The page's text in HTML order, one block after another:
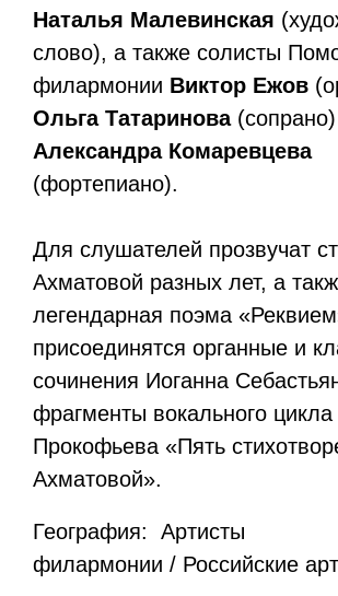
Наталья Малевинская
слово), а также солисты
филармонии Виктор Ежов
Ольга Татаринова
Александра Комаревцева
(фортепиано).
Для слушателей прозвучат
Ахматовой разных лет, а
легендарная поэма
присоединятся органные и
сочинения Иоганна
фрагменты вокального цикла
Прокофьева «Пять
Ахматовой».
География: Артисты
филармонии / Российские